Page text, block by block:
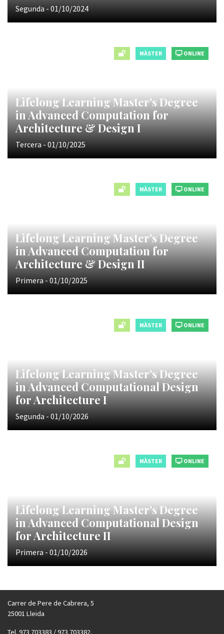
Segunda - 01/10/2024
MÀSTER ONLINE
Lifelong Learning Master's Degree
in Advanced Computation for
Architecture & Design I
Tercera - 01/10/2025
MÀSTER ONLINE
Lifelong Learning Master's Degree
in Advanced Computation for
Architecture & Design II
Primera - 01/10/2025
MÀSTER ONLINE
Lifelong Learning Master's Degree
in Advanced Computational Design
for Architecture I
Segunda - 01/10/2026
MÀSTER ONLINE
Lifelong Learning Master's Degree
in Advanced Computational Design
for Architecture II
Primera - 01/10/2026
Carrer de Pere de Cabrera, 5
25001 Lleida
Tel. 973 703383 / 973 703382.